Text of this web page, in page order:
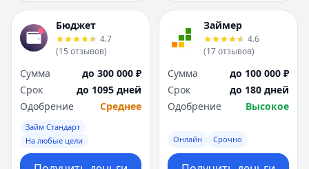
Бюджет
4.7
(15 отзывов)
Сумма
до 300 000 ₽
Срок
до 1095 дней
Одобрение
Среднее
Займ Стандарт
На любые цели
Займер
4.6
(17отзывов)
Сумма
до 100 000 ₽
Срок
до 180 дней
Одобрение
Высокое
Онлайн Срочно